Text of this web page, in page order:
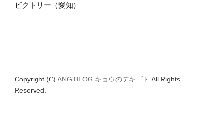
ビクトリー（愛知）
Copyright (C) ANG BLOG キョウのデキゴト All Rights
Reserved.